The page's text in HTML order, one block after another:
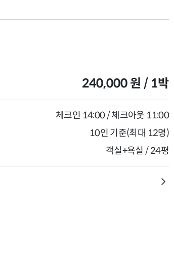
240,000 원 / 1박
체크인 14:00 / 체크아웃 11:00
10인 기준(최대 12명)
객실+욕실 / 24평